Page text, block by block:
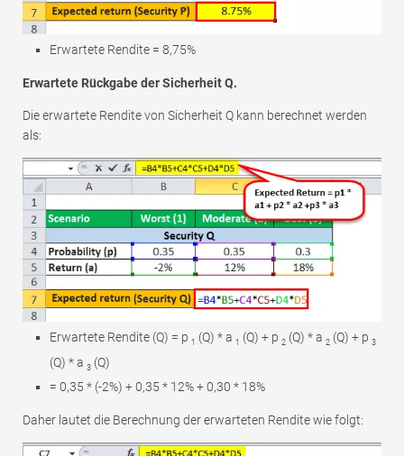
Erwartete Rendite = 8,75%
Erwartete Rückgabe der Sicherheit Q.
Die erwartete Rendite von Sicherheit Q kann berechnet werden
als:
Erwartete Rendite (Q) = p 1 (Q) * a 1 (Q) + p 2 (Q) * a 2 (Q) + p 3
(Q) * a 3 (Q)
= 0,35 * (-2%) + 0,35 * 12% + 0,30 * 18%
Daher lautet die Berechnung der erwarteten Rendite wie folgt: